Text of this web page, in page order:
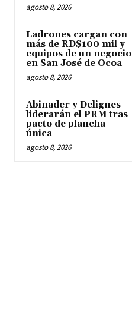
agosto 8, 2026
Ladrones cargan con
más de RD$100 mil y
equipos de un negocio
en San José de Ocoa
agosto 8, 2026
Abinader y Delignes
liderarán el PRM tras
pacto de plancha
única
agosto 8, 2026